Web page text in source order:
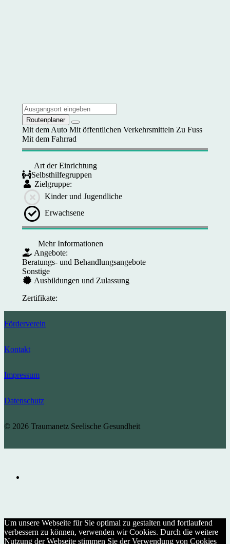
Routenplaner
Mit dem Auto Mit öffentlichen Verkehrsmitteln Zu Fuss
Mit dem Fahrrad
Art der Einrichtung
Selbsthilfegruppen
Zielgruppe:
Kinder und Jugendliche
Erwachsene
Mehr Informationen
Angebote:
Beratungs- und Behandlungsangebote
Sonstige
Ausbildungen und Zulassung
Zertifikate:
Förderverein
Kontakt
Impressum
Datenschutz
© 2026 Traumanetz Seelische Gesundheit
Um unsere Webseite für Sie optimal zu gestalten und fortlaufend
verbessern zu können, verwenden wir Cookies. Durch die weitere
Nutzung der Webseite stimmen Sie der Verwendung von Cookies